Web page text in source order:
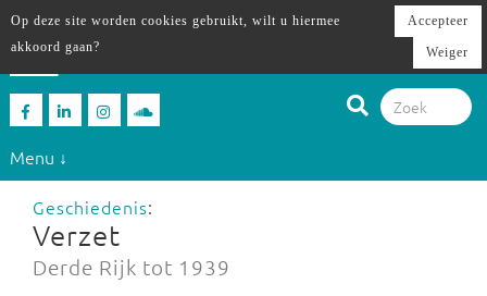
Menu ↓
Geschiedenis:
Verzet
Derde Rijk tot 1939
Op deze site worden cookies gebruikt, wilt u hiermee
akkoord gaan?
Accepteer
Weiger